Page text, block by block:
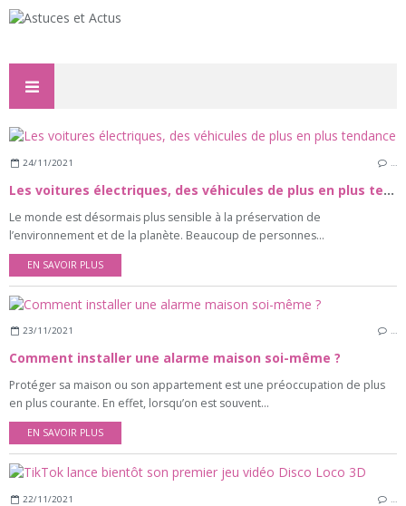
24/11/2021 …
Les voitures électriques, des véhicules de plus en plus tendance
Le monde est désormais plus sensible à la préservation de
l’environnement et de la planète. Beaucoup de personnes...
EN SAVOIR PLUS
23/11/2021 …
Comment installer une alarme maison soi-même ?
Protéger sa maison ou son appartement est une préoccupation de plus
en plus courante. En effet, lorsqu’on est souvent...
EN SAVOIR PLUS
22/11/2021 …